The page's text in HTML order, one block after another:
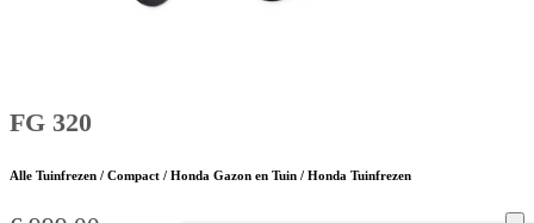
FG 320
Alle Tuinfrezen / Compact / Honda Gazon en Tuin / Honda Tuinfrezen